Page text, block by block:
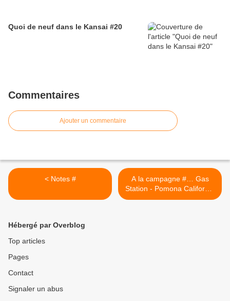
Quoi de neuf dans le Kansai #20
Commentaires
Ajouter un commentaire
< Notes #
A la campagne #… Gas
Station - Pomona Californie
>
Hébergé par Overblog
Top articles
Pages
Contact
Signaler un abus